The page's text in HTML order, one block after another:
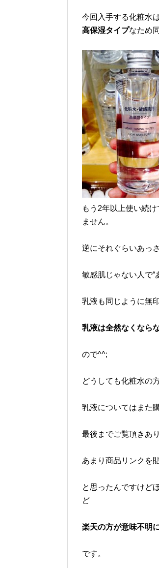
今回入手する化粧水
高保湿タイプなため
もう2年以上使い続
ません。
逆にそれぐらいあっ
敏感肌じゃない人で“
乳液も同じように無
乳液は全然なくなら
ので^^;
どうしても化粧水の
乳液についてはまた
最後までご覧頂きあ
あまり商品リンクを
と思ったんですけど
ど
楽天の方が意味不明
です。